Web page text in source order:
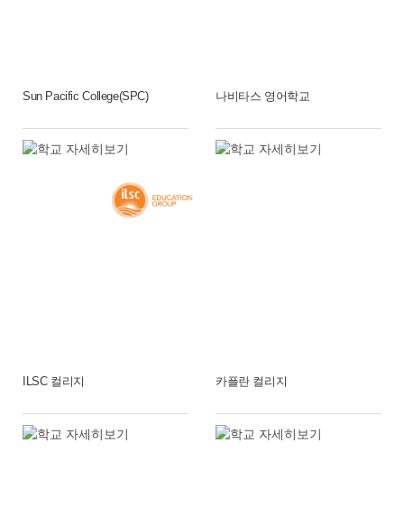
Sun Pacific College(SPC) 나비타스 영어학교
ILSC 컬리지 카플란 컬리지